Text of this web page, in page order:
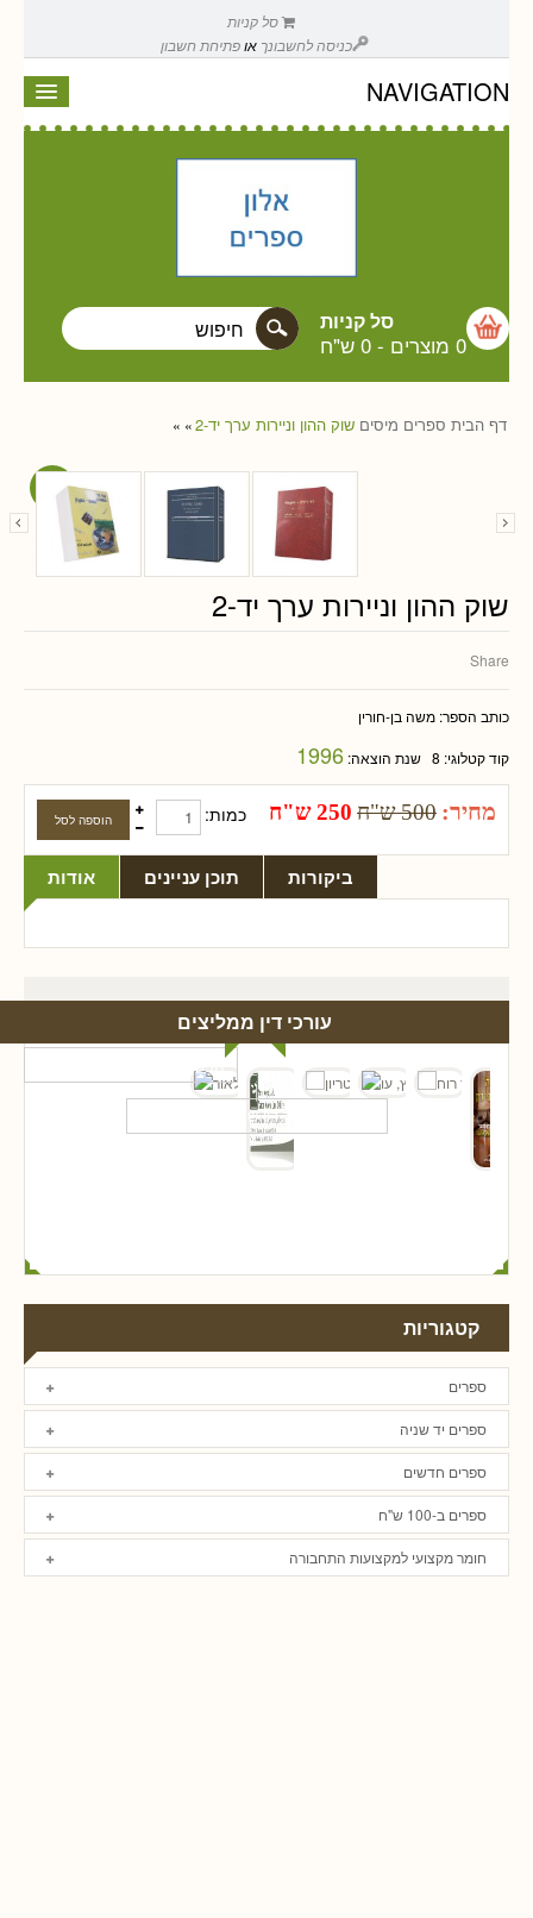
סל קניות
כניסה לחשבונך אופתיחת חשבון
NAVIGATION
סל קניות
0 מוצרים - 0 ש"ח
דף הבית » ספרים מיסים » שוק ההון וניירות ערך יד-2
Sale
שוק ההון וניירות ערך יד-2
Share
כותב הספר: משה בן-חורין
קוד קטלוגי: 8 שנת הוצאה: 1996
מחיר: 500 ש"ח 250 ש"ח כמות:
אודות תוכן עניינים ביקורות
עורכי דין ממליצים
קטגוריות
ספרים
ספרים יד שניה
ספרים חדשים
ספרים ב-100 ש"ח
חומר מקצועי למקצועות התחבורה